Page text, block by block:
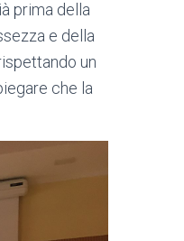
prima della
e della
un
che la